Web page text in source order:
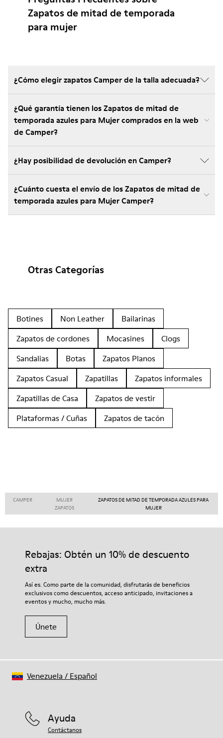
Zapatos de mitad de temporada
para mujer
¿Cómo elegir zapatos Camper de la talla adecuada?
¿Qué garantía tienen los Zapatos de mitad de
temporada azules para Mujer comprados en la web
de Camper?
¿Hay posibilidad de devolución en Camper?
¿Cuánto cuesta el envío de los Zapatos de mitad de
temporada azules para Mujer Camper?
Otras Categorías
Botines Non Leather
Bailarinas
Zapatos de cordones
Mocasines
Clogs
Sandalias
Botas
Zapatos Planos
Zapatos Casual
Zapatillas
Zapatos informales
Zapatillas de Casa
Zapatos de vestir
Plataformas / Cuñas
Zapatos de tacón
CAMPER
MUJER
ZAPATOS
ZAPATOS DE MITAD DE TEMPORADA AZULES PARA
MUJER
Rebajas: Obtén un 10% de descuento
extra
Así es. Como parte de la comunidad, disfrutarás de beneficios
exclusivos como descuentos, acceso anticipado, invitaciones a
eventos y mucho, mucho más.
Únete
Ayuda
Contáctanos
Venezuela / Español